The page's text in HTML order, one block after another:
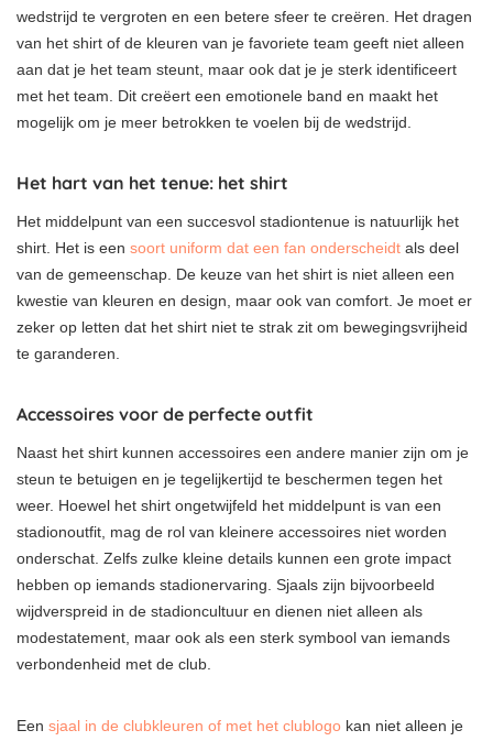
wedstrijd te vergroten en een betere sfeer te creëren. Het dragen
van het shirt of de kleuren van je favoriete team geeft niet alleen
aan dat je het team steunt, maar ook dat je je sterk identificeert
met het team. Dit creëert een emotionele band en maakt het
mogelijk om je meer betrokken te voelen bij de wedstrijd.
Het hart van het tenue: het shirt
Het middelpunt van een succesvol stadiontenue is natuurlijk het
shirt. Het is een soort uniform dat een fan onderscheidt als deel
van de gemeenschap. De keuze van het shirt is niet alleen een
kwestie van kleuren en design, maar ook van comfort. Je moet er
zeker op letten dat het shirt niet te strak zit om bewegingsvrijheid
te garanderen.
Accessoires voor de perfecte outfit
Naast het shirt kunnen accessoires een andere manier zijn om je
steun te betuigen en je tegelijkertijd te beschermen tegen het
weer. Hoewel het shirt ongetwijfeld het middelpunt is van een
stadionoutfit, mag de rol van kleinere accessoires niet worden
onderschat. Zelfs zulke kleine details kunnen een grote impact
hebben op iemands stadionervaring. Sjaals zijn bijvoorbeeld
wijdverspreid in de stadioncultuur en dienen niet alleen als
modestatement, maar ook als een sterk symbool van iemands
verbondenheid met de club.
Een sjaal in de clubkleuren of met het clublogo kan niet alleen je